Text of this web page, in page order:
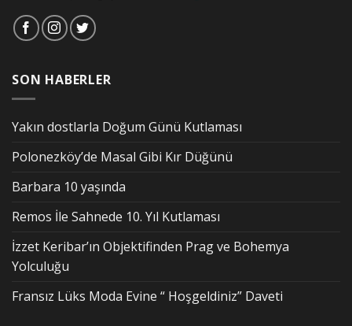
SON HABERLER
Yakın dostlarla Doğum Günü Kutlaması
Polonezköy’de Masal Gibi Kır Düğünü
Barbara 10 yaşında
Remos İle Sahnede 10. Yıl Kutlaması
İzzet Keribar’ın Objektifinden Prag ve Bohemya
Yolculuğu
Fransız Lüks Moda Evine “ Hoşgeldiniz” Daveti